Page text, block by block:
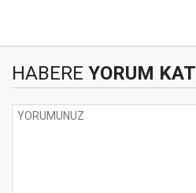
HABERE YORUM KAT